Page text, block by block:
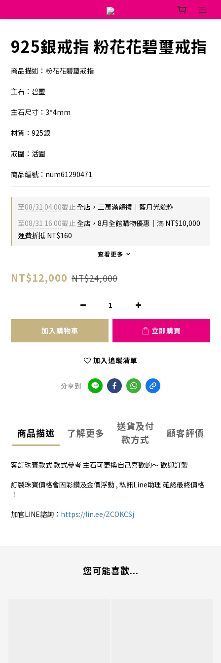
925銀戒指 粉花花碧璽戒指
商品描述：粉花花碧璽戒指
主石：碧璽
主石尺寸：3*4mm
材質：925銀
戒圍：活圍
商品編號：num61290471
至08/31 04:00截止全店，三萬滿額禮｜藍月光貔貅
至08/31 16:00截止全店，8月全館購物優惠｜滿 NT$10,000
運費折抵 NT$160
查看更多
NT$12,000 NT$24,000
加入購物車 立即購買
加入追蹤清單
分享到
商品描述 了解更多
送貨及付
款方式
顧客評價
客訂珠寶款式 款式參考 主石可更換自己喜歡的～ 歡迎訂製
訂製珠寶價格會因彩鑽及金價浮動 , 私訊Line助理 確認最終價格
！
加官LINE諮詢： https://lin.ee/ZCOKCSj
您可能喜歡...